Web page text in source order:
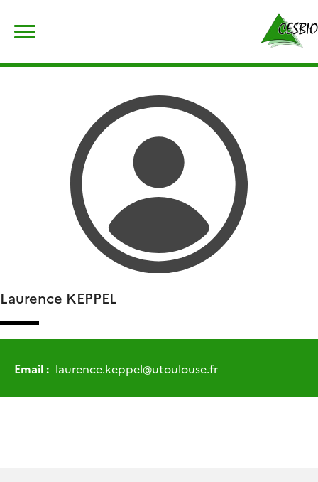
content
Laurence KEPPEL
Email : laurence.keppel@utoulouse.fr